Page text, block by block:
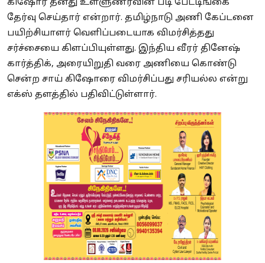
கிஷோர் தனது உள்ளுணர்வின் படி பேட்டிங்கை
தேர்வு செய்தார் என்றார். தமிழ்நாடு அணி கேப்டனை
பயிற்சியாளர் வெளிப்படையாக விமர்சித்தது
சர்ச்சையை கிளப்பியுள்ளது. இந்திய வீரர் தினேஷ்
கார்த்திக், அரையிறுதி வரை அணியை கொண்டு
சென்ற சாய் கிஷோரை விமர்சிப்பது சரியல்ல என்று
எக்ஸ் தளத்தில் பதிவிட்டுள்ளார்.